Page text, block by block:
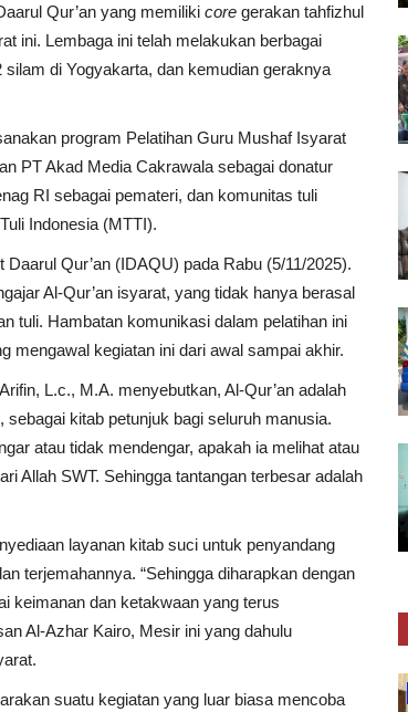
Qur’an yang memiliki core gerakan tahfizhul
ini. Lembaga ini telah melakukan berbagai
silam di Yogyakarta, dan kemudian geraknya
program Pelatihan Guru Mushaf Isyarat
PT Akad Media Cakrawala sebagai donatur
RI sebagai pemateri, dan komunitas tuli
Indonesia (MTTI).
Qur’an (IDAQU) pada Rabu (5/11/2025).
Al-Qur’an isyarat, yang tidak hanya berasal
tuli. Hambatan komunikasi dalam pelatihan ini
mengawal kegiatan ini dari awal sampai akhir.
L.c., M.A. menyebutkan, Al-Qur’an adalah
, sebagai kitab petunjuk bagi seluruh manusia.
atau tidak mendengar, apakah ia melihat atau
Allah SWT. Sehingga tantangan terbesar adalah
layanan kitab suci untuk penyandang
terjemahannya. “Sehingga diharapkan dengan
keimanan dan ketakwaan yang terus
Al-Azhar Kairo, Mesir ini yang dahulu
suatu kegiatan yang luar biasa mencoba
Pendidikan